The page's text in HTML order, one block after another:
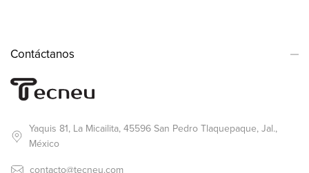
Contáctanos
Yaquis 81, La Micailita, 45596 San Pedro Tlaquepaque, Jal.,
México
contacto@tecneu.com